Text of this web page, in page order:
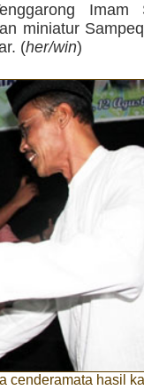
Imam
miniatur
(her/win)
cenderamata hasil